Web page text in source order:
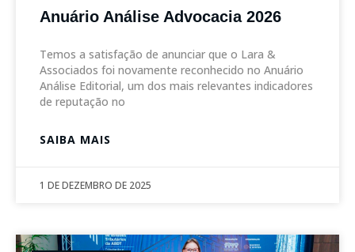
Anuário Análise Advocacia 2026
Temos a satisfação de anunciar que o Lara &
Associados foi novamente reconhecido no Anuário
Análise Editorial, um dos mais relevantes indicadores
de reputação no
SAIBA MAIS
1 DE DEZEMBRO DE 2025